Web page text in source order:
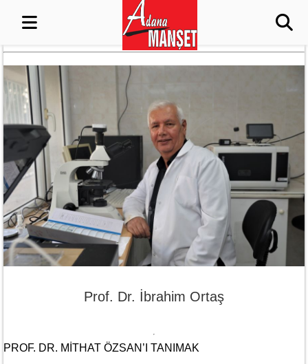
Prof. Dr. İbrahim Ortaş
PROF. DR. MITHAT ÖZSAN’I TANIMAK